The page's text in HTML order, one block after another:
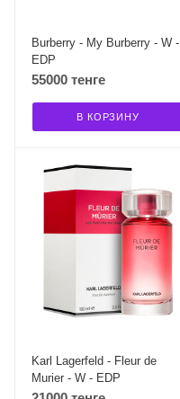
Burberry - My Burberry - W -
EDP
55000 тенге
В КОРЗИНУ
Karl Lagerfeld - Fleur de
Murier - W - EDP